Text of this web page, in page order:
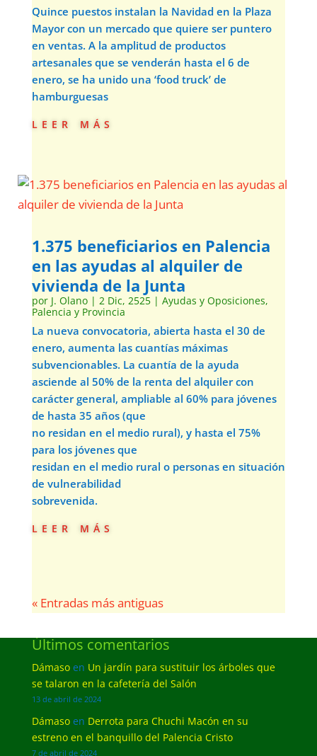
Quince puestos instalan la Navidad en la Plaza
Mayor con un mercado que quiere ser puntero
en ventas. A la amplitud de productos
artesanales que se venderán hasta el 6 de
enero, se ha unido una ‘food truck’ de
hamburguesas
leer más
1.375 beneficiarios en Palencia
en las ayudas al alquiler de
vivienda de la Junta
por J. Olano| 2 Dic, 2525| Ayudas y Oposiciones,
Palencia y Provincia
La nueva convocatoria, abierta hasta el 30 de
enero, aumenta las cuantías máximas
subvencionables. La cuantía de la ayuda
asciende al 50% de la renta del alquiler con
carácter general, ampliable al 60% para jóvenes
de hasta 35 años (que
no residan en el medio rural), y hasta el 75%
para los jóvenes que
residan en el medio rural o personas en situación
de vulnerabilidad
sobrevenida.
leer más
« Entradas más antiguas
Últimos comentarios
Dámasoen Un jardín para sustituir los árboles que
se talaron en la cafetería del Salón
13 de abril de 2024
Dámasoen Derrota para Chuchi Macón en su
estreno en el banquillo del Palencia Cristo
7 de abril de 2024